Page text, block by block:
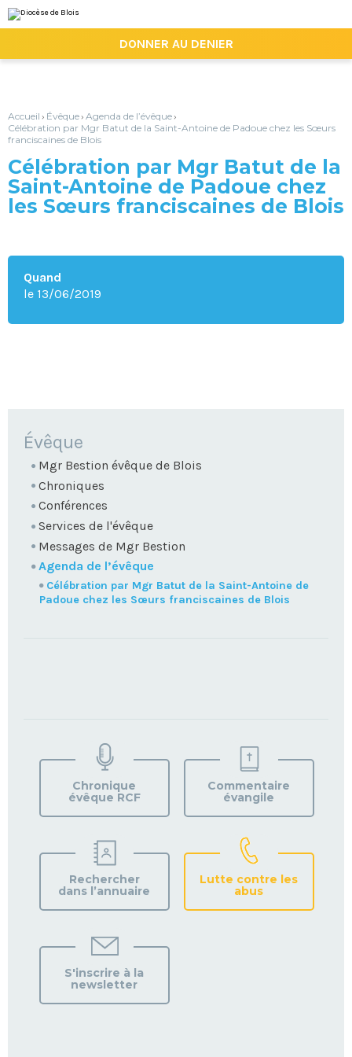
au
contenu.
la
personnels
DONNER AU DENIER
Accueil › Évêque› Agenda de l’évêque›
Célébration par Mgr Batut de la Saint-Antoine de Padoue chez les Sœurs
franciscaines de Blois
Célébration par Mgr Batut de la
Saint-Antoine de Padoue chez
les Sœurs franciscaines de Blois
Quand
le 13/06/2019
NAVIGATION
Évêque
Mgr Bestion évêque de Blois
Chroniques
Conférences
Services de l'évêque
Messages de Mgr Bestion
Agenda de l’évêque
Célébration par Mgr Batut de la Saint-Antoine de
Padoue chez les Sœurs franciscaines de Blois
VOTRE
PAROISSE
Chronique
évêque RCF
Commentaire
évangile
Rechercher
dans l’annuaire
Lutte contre les
abus
S'inscrire à la
newsletter